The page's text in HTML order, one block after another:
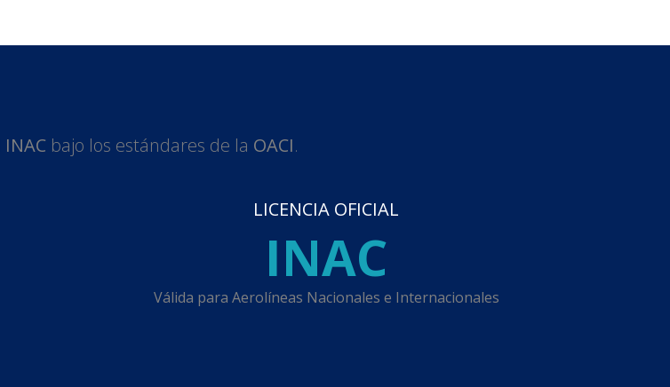
INAC bajo los estándares de la OACI.
LICENCIA OFICIAL
INAC
Válida para Aerolíneas Nacionales e Internacionales